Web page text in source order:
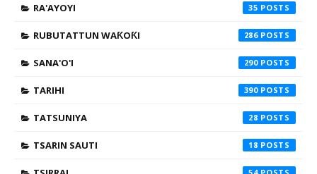
RA'AYOYI 35
RUBUTATTUN WAƘOƘI 286
SANA'O'I 290
TARIHI 390
TATSUNIYA 28
TSARIN SAUTI 18